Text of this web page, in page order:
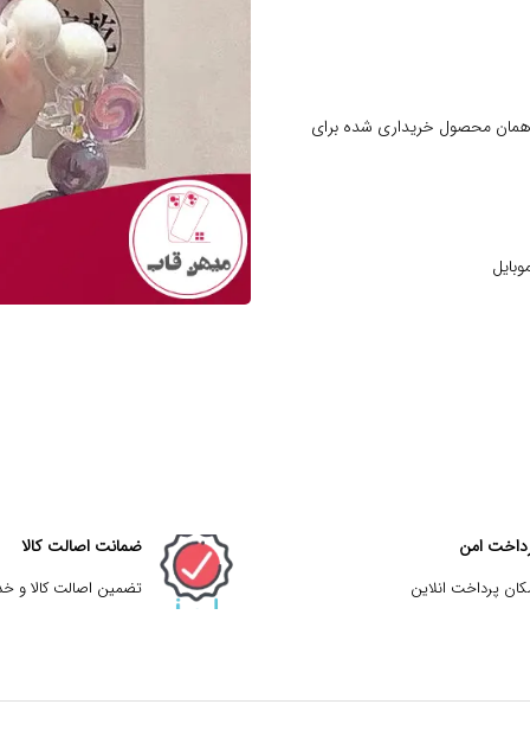
همان محصول خریداری شده برای
امن
پرداخت انلاین
ضمانت اصالت کالا
تضمین اصالت کالا و